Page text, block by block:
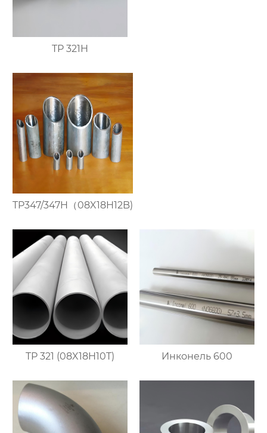
TP 321H
TP347/347H（08X18H12B)
TP 321 (08X18H10T) Инконель 600